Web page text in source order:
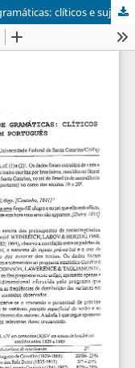
Variação sintática como competição de gramáticas: clíticos e sujeitos pré-verbais em português